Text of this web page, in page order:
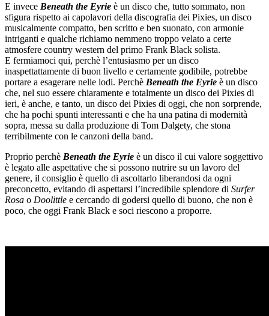
E invece Beneath the Eyrie è un disco che, tutto sommato, non
sfigura rispetto ai capolavori della discografia dei Pixies, un disco
musicalmente compatto, ben scritto e ben suonato, con armonie
intriganti e qualche richiamo nemmeno troppo velato a certe
atmosfere country western del primo Frank Black solista.
E fermiamoci qui, perchè l’entusiasmo per un disco
inaspettattamente di buon livello e certamente godibile, potrebbe
portare a esagerare nelle lodi. Perchè Beneath the Eyrie è un disco
che, nel suo essere chiaramente e totalmente un disco dei Pixies di
ieri, è anche, e tanto, un disco dei Pixies di oggi, che non sorprende,
che ha pochi spunti interessanti e che ha una patina di modernità
sopra, messa su dalla produzione di Tom Dalgety, che stona
terribilmente con le canzoni della band.
Proprio perchè Beneath the Eyrie è un disco il cui valore soggettivo
è legato alle aspettative che si possono nutrire su un lavoro del
genere, il consiglio è quello di ascoltarlo liberandosi da ogni
preconcetto, evitando di aspettarsi l’incredibile splendore di Surfer
Rosa o Doolittle e cercando di godersi quello di buono, che non è
poco, che oggi Frank Black e soci riescono a proporre.